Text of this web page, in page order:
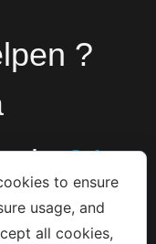
?
el+34
to ensure
usage, and
all cookies,